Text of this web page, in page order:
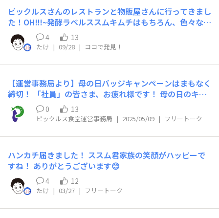
いけれど、美味しそうなので、今度してみようかな(^^)
ピックルスさんのレストランと物販屋さんに行ってきまし
た！OH!!!~発酵ラベルススムキムチはもちろん、色々な発
酵食品があって心ときめきました！ 物販屋さんで見間違
いかもしれませんが、ピックルスさんの社長さんを発見！
マルシェで品出しとシール貼りをされているようでした。
土日でも現場に入り込んでいて、会社とその地域を大切に
なりました。
4 13
たけ | 09/28 | ココで発見！
【運営事務局より】母の日バッジキャンペーンはまもなく
締切！ 「社員」の皆さま、お疲れ様です！ 母の日のキャ
ンペーンは5/11（日）が締め切りとなります。 記念すべ
き初イベントバッジですので、思い出の”おふくろの
味”を投稿してぜひゲットしてください🤗 今回は全員にバ
ッジをプレゼントしちゃいます🎁 メッセージチャレンジ
s://www.shokudo.pickles.co.jp/announcements/prjax
yrcdusxptdo
0 13
ピックルス食堂運営事務局 | 2025/05/09 | フリートーク
ハンカチ届きました！ ススム君家族の笑顔がハッピーで
すね！ ありがとうございます😊
4 12
たけ | 03/27 | フリートーク